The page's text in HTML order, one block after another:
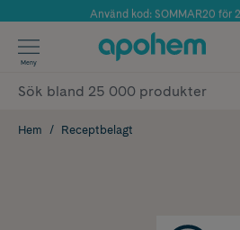
Årets Butik 2025 inom
Använd kod: SOMMAR20 för
✓ Fri frakt
✓ Poäng på alla
Meny
Hem Receptbelagt